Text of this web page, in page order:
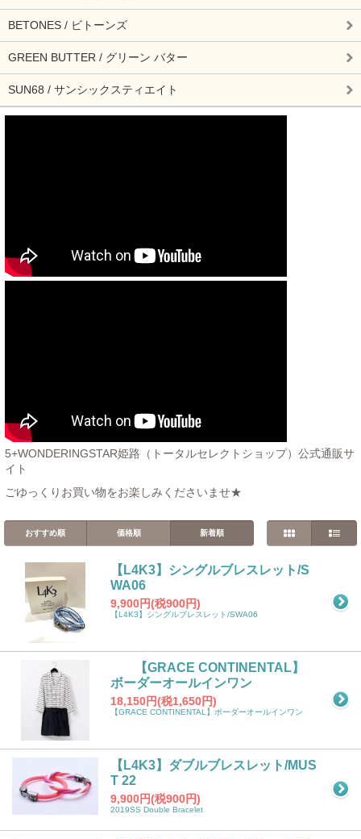
BETONES / ビトーンズ
GREEN BUTTER / グリーン バター
SUN68 / サンシックスティエイト
5+WONDERINGSTAR姫路（トータルセレクトショップ）公式通販サ
イト
ごゆっくりお買い物をお楽しみくださいませ★
おすすめ順 価格順 新着順
【L4K3】シングルブレスレット/S
WA06
9,900円(税900円)
【L4K3】シングルブレスレット/SWA06
【GRACE CONTINENTAL】
ボーダーオールインワン
18,150円(税1,650円)
【GRACE CONTINENTAL】ボーダーオールインワン
【L4K3】ダブルブレスレット/MUS
T 22
9,900円(税900円)
2019SS Double Bracelet